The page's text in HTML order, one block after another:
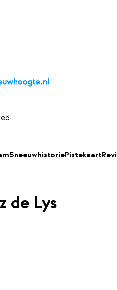
Kaarten
SneeuwhistoriePistekaart
de Lys
Webcam